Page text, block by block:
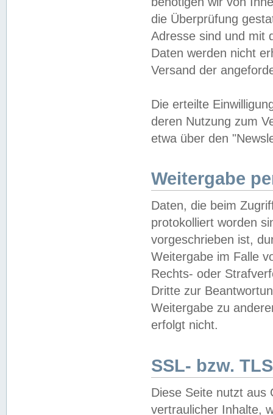
die Überprüfung
Adresse sind und mit
Daten werden nicht
Versand der
Die erteilte
deren Nutzung zum
etwa über den
Weitergabe
Daten, die beim
protokolliert worden
vorgeschrieben ist,
Weitergabe im Falle
Rechts- oder
Dritte zur
Weitergabe zu
erfolgt nicht.
SSL- bzw.
Diese Seite nutzt aus
vertraulicher Inhalte,